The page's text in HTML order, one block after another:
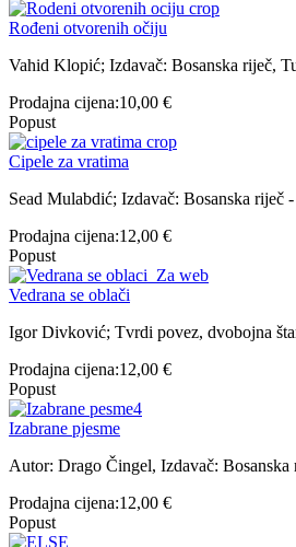
Rođeni otvorenih očiju
Vahid Klopić; Izdavač: Bosanska riječ,
Prodajna cijena:10,00 €
Popust
Cipele za vratima
Sead Mulabdić; Izdavač: Bosanska riječ
Prodajna cijena:12,00 €
Popust
Vedrana se oblači
Igor Divković; Tvrdi povez, dvobojna
Prodajna cijena:12,00 €
Popust
Izabrane pjesme
Autor: Drago Čingel, Izdavač: Bosanska
Prodajna cijena:12,00 €
Popust